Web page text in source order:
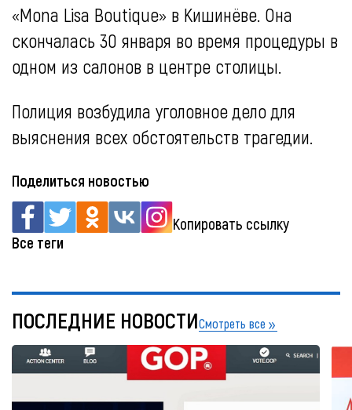
«Mona Lisa Boutique» в Кишинёве. Она
скончалась 30 января во время процедуры в
одном из салонов в центре столицы.
Полиция возбудила уголовное дело для
выяснения всех обстоятельств трагедии.
Поделиться новостью
Копировать ссылку
Все теги
ПОСЛЕДНИЕ НОВОСТИСмотреть все